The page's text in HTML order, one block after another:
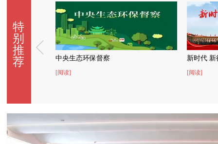
特
别
推
荐
新时代 新征程 新伟业——学习宣传贯彻党的二十大
[阅读]
奋斗百
[阅读]